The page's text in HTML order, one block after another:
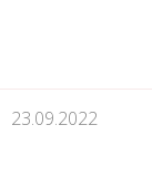
23.09.2022